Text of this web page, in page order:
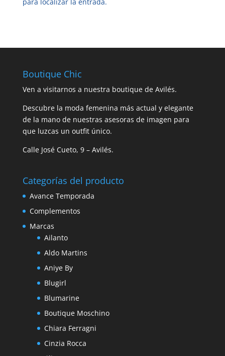
Boutique Chic
Ven a visitarnos a nuestra boutique de Avilés.
Descubre la moda femenina más actual y elegante
de la mano de nuestras asesoras de imagen para
que luzcas un outfit único.
Calle José Cueto, 9 – Avilés.
Categorías del producto
Avance Temporada
Complementos
Marcas
Ailanto
Aldo Martins
Aniye By
Blugirl
Blumarine
Boutique Moschino
Chiara Ferragni
Cinzia Rocca